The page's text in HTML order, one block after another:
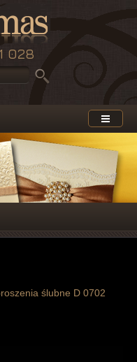
028
ślubne D 0702